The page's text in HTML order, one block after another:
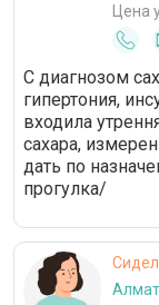
Цена
С диагнозом
гипертония,
входила
сахара,
дать по
прогулка/